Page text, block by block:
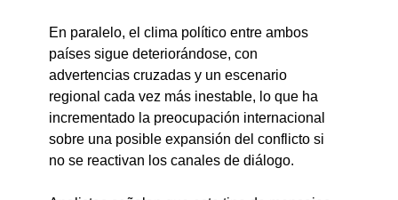
En paralelo, el clima político entre ambos
países sigue deteriorándose, con
advertencias cruzadas y un escenario
regional cada vez más inestable, lo que ha
incrementado la preocupación internacional
sobre una posible expansión del conflicto si
no se reactivan los canales de diálogo.